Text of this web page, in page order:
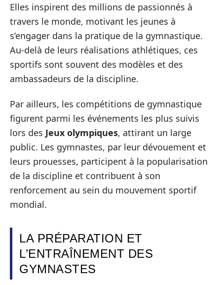
Elles inspirent des millions de passionnés à
travers le monde, motivant les jeunes à
s’engager dans la pratique de la gymnastique.
Au-delà de leurs réalisations athlétiques, ces
sportifs sont souvent des modèles et des
ambassadeurs de la discipline.
Par ailleurs, les compétitions de gymnastique
figurent parmi les événements les plus suivis
lors des Jeux olympiques, attirant un large
public. Les gymnastes, par leur dévouement et
leurs prouesses, participent à la popularisation
de la discipline et contribuent à son
renforcement au sein du mouvement sportif
mondial.
LA PRÉPARATION ET
L’ENTRAÎNEMENT DES
GYMNASTES